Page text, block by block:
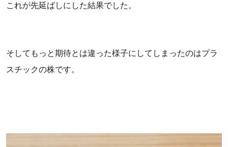
これが先延ばしにした結果でした。
そしてもっと期待とは違った様子にしてしまったのはプラ
スチックの株です。